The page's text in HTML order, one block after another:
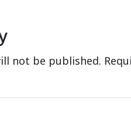
not be published.